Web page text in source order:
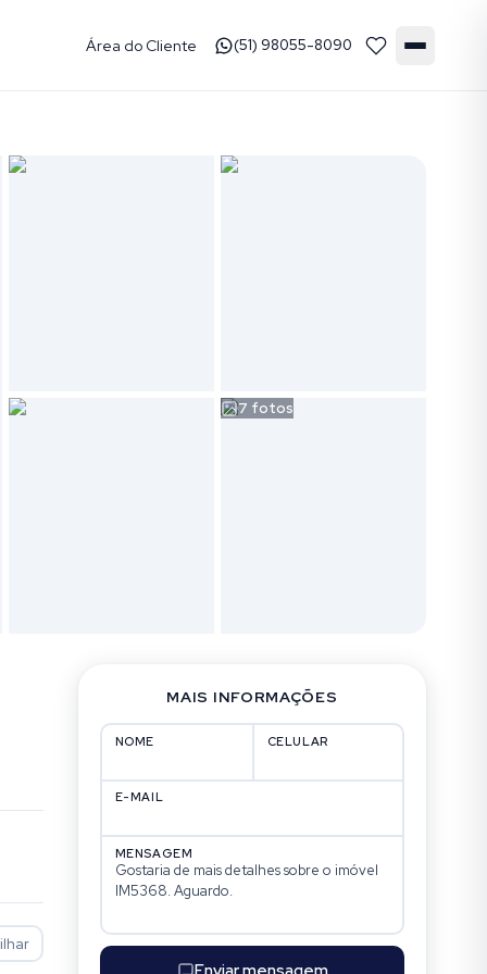
Área do Cliente (51) 98055-8090
7 fotos
MAIS INFORMAÇÕES
NOME CELULAR
E-MAIL
MENSAGEM